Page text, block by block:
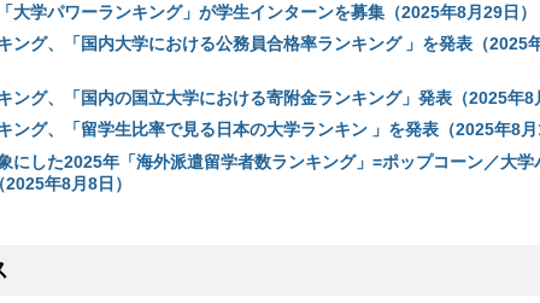
大学パワーランキング」が学生インターンを募集（2025年8月29日）
ング、「国内大学における公務員合格率ランキング 」を発表（2025
ング、「国内の国立大学における寄附金ランキング」発表（2025年8
ング、「留学生比率で見る日本の大学ランキン 」を発表（2025年8
にした2025年「海外派遣留学者数ランキング」=ポップコーン／大学
年8月8日）